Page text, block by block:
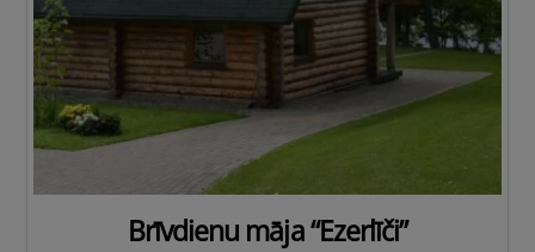
Brīvdienu māja “Ezerlīči”